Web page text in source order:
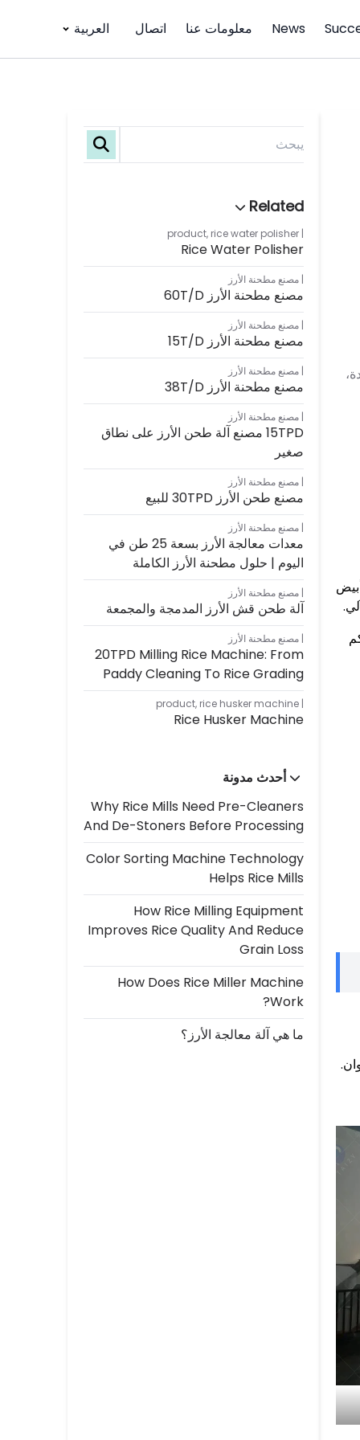
News معلومات عنا اتصال العربية
الألوان.
product, rice water polisher
Rice Water Polisher
مصنع مطحنة الأرز
مصنع مطحنة الأرز 60T/D
مصنع مطحنة الأرز
مصنع مطحنة الأرز 15T/D
مصنع مطحنة الأرز
مصنع مطحنة الأرز 38T/D
مصنع مطحنة الأرز
15TPD مصنع آلة طحن الأرز على نطاق
صغير
مصنع مطحنة الأرز
مصنع طحن الأرز 30TPD للبيع
مصنع مطحنة الأرز
معدات معالجة الأرز بسعة 25 طن في
اليوم | حلول مطحنة الأرز الكاملة
مصنع مطحنة الأرز
آلة طحن قش الأرز المدمجة والمجمعة
مصنع مطحنة الأرز
20TPD Milling Rice Machine: From
Paddy Cleaning To Rice Grading
product, rice husker machine
Rice Husker Machine
أحدث مدونة
Why Rice Mills Need Pre-Cleaners
And De-Stoners Before Processing
Color Sorting Machine Technology
Helps Rice Mills
How Rice Milling Equipment
Improves Rice Quality And Reduce
Grain Loss
How Does Rice Miller Machine
Work?
ما هي آلة معالجة الأرز؟